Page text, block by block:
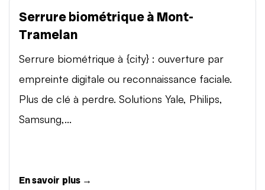
Serrure biométrique à Mont-
Tramelan
Serrure biométrique à {city} : ouverture par
empreinte digitale ou reconnaissance faciale.
Plus de clé à perdre. Solutions Yale, Philips,
Samsung,...
En savoir plus →